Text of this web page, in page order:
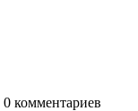
0 комментариев